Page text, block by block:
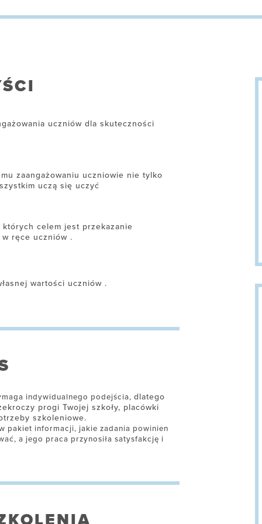
uczniów dla skuteczności
zaangażowaniu uczniowie nie tylko
uczą się uczyć
celem jest przekazanie
ręce uczniów .
wartości uczniów .
indywidualnego podejścia, dlatego
progi Twojej szkoły, placówki
szkoleniowe.
pakiet informacji, jakie zadania powinien
a jego praca przynosiła satysfakcję i